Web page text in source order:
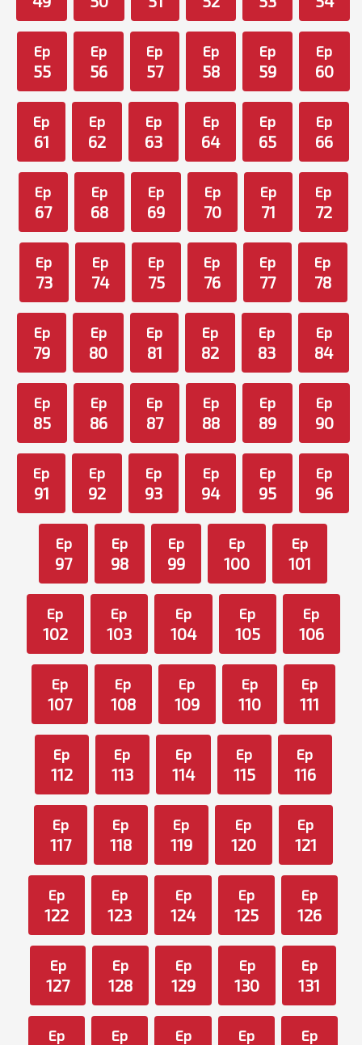
Ep
55
Ep
56
Ep
57
Ep
58
Ep
59
Ep
60
Ep
61
Ep
62
Ep
63
Ep
64
Ep
65
Ep
66
Ep
67
Ep
68
Ep
69
Ep
70
Ep
71
Ep
72
Ep
73
Ep
74
Ep
75
Ep
76
Ep
77
Ep
78
Ep
79
Ep
80
Ep
81
Ep
82
Ep
83
Ep
84
Ep
85
Ep
86
Ep
87
Ep
88
Ep
89
Ep
90
Ep
91
Ep
92
Ep
93
Ep
94
Ep
95
Ep
96
Ep
97
Ep
98
Ep
99
Ep
100
Ep
101
Ep
102
Ep
103
Ep
104
Ep
105
Ep
106
Ep
107
Ep
108
Ep
109
Ep
110
Ep
111
Ep
112
Ep
113
Ep
114
Ep
115
Ep
116
Ep
117
Ep
118
Ep
119
Ep
120
Ep
121
Ep
122
Ep
123
Ep
124
Ep
125
Ep
126
Ep
127
Ep
128
Ep
129
Ep
130
Ep
131
Ep Ep Ep Ep Ep